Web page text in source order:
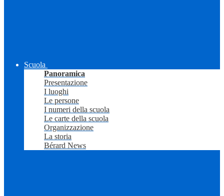
Scuola
Panoramica
Presentazione
I luoghi
Le persone
I numeri della scuola
Le carte della scuola
Organizzazione
La storia
Bérard News